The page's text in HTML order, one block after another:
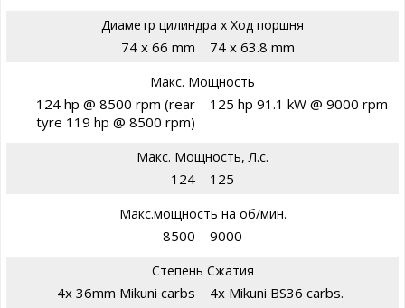
Диаметр цилиндра х Ход поршня
74 x 66 mm 74 x 63.8 mm
Макс. Мощность
124 hp @ 8500 rpm (rear
tyre 119 hp @ 8500 rpm)
125 hp 91.1 kW @ 9000 rpm
Макс. Мощность, Л.с.
124 125
Макс.мощность на об/мин.
8500 9000
Степень Сжатия
4x 36mm Mikuni carbs 4x Mikuni BS36 carbs.